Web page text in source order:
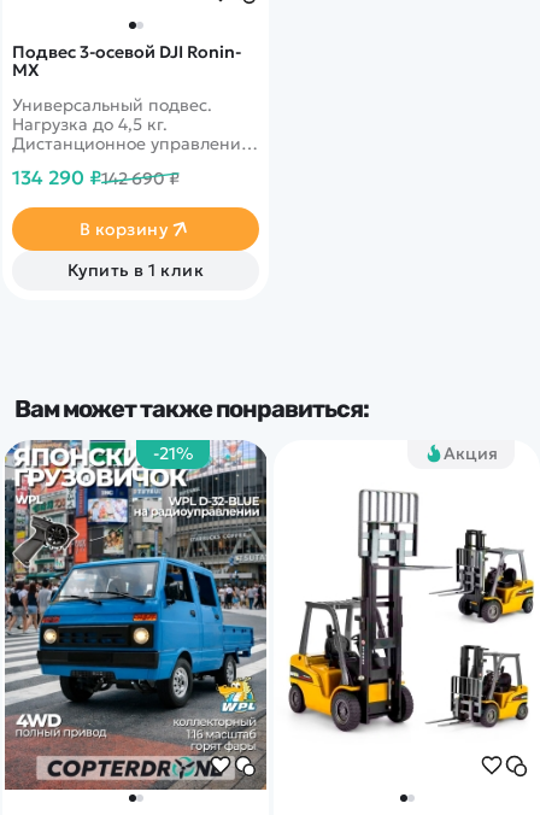
Подвес 3-осевой DJI Ronin-
MX
Универсальный подвес.
Нагрузка до 4,5 кг.
Дистанционное управление,
Поддержка камер Black
Sony и Nikon. Совместимость
с DJI Matrice 600 для
аэросъемки.
134 290 ₽142 690 ₽
В корзину
Купить в 1 клик
Вам может также понравиться:
Акция
-21%